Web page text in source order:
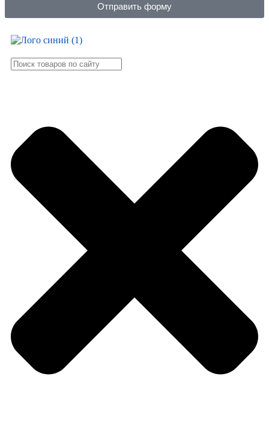
Отправить форму